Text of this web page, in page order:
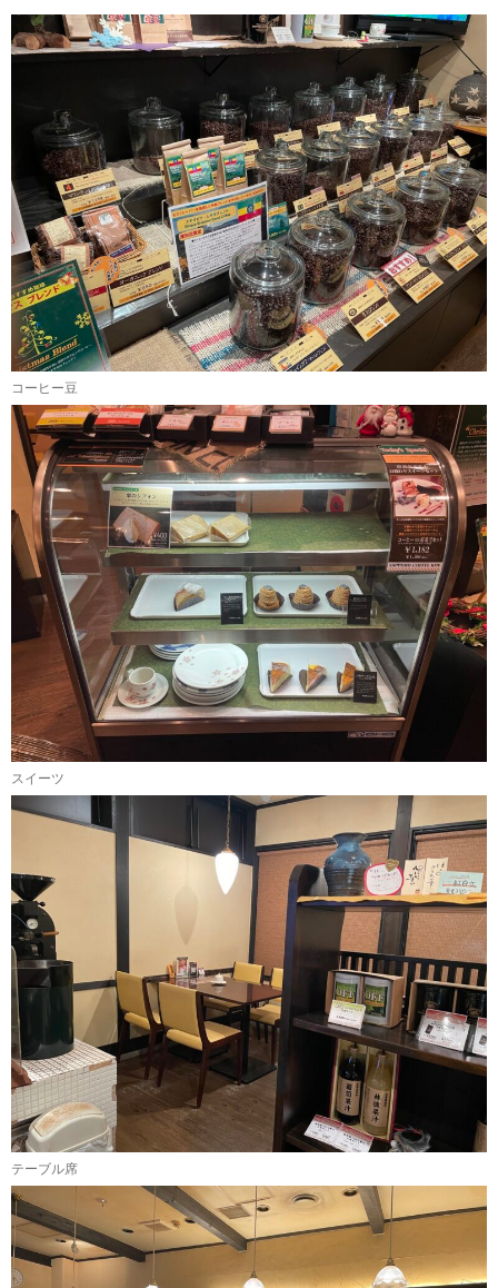
コーヒー豆
スイーツ
テーブル席